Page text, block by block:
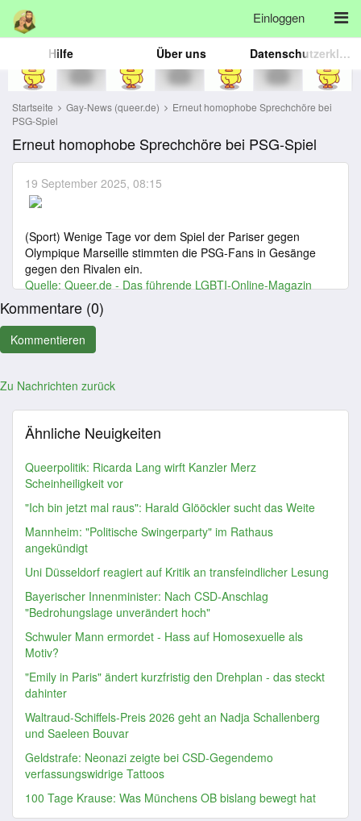
Einloggen
Hilfe Über uns Datenschutzerklärung
Startseite Gay-News (queer.de)
Erneut homophobe Sprechchöre bei
PSG-Spiel
Erneut homophobe Sprechchöre bei PSG-Spiel
19 September 2025, 08:15
(Sport) Wenige Tage vor dem Spiel der Pariser gegen
Olympique Marseille stimmten die PSG-Fans in Gesänge
gegen den Rivalen ein.
Quelle:Queer.de - Das führende LGBTI-Online-Magazin
Kommentare (0)
Zu Nachrichten zurück
Ähnliche Neuigkeiten
Queerpolitik: Ricarda Lang wirft Kanzler Merz
Scheinheiligkeit vor
"Ich bin jetzt mal raus": Harald Glööckler sucht das Weite
Mannheim: "Politische Swingerparty" im Rathaus
angekündigt
Uni Düsseldorf reagiert auf Kritik an transfeindlicher Lesung
Bayerischer Innenminister: Nach CSD-Anschlag
"Bedrohungslage unverändert hoch"
Schwuler Mann ermordet - Hass auf Homosexuelle als
Motiv?
"Emily in Paris" ändert kurzfristig den Drehplan - das steckt
dahinter
Waltraud-Schiffels-Preis 2026 geht an Nadja Schallenberg
und Saeleen Bouvar
Geldstrafe: Neonazi zeigte bei CSD-Gegendemo
verfassungswidrige Tattoos
100 Tage Krause: Was Münchens OB bislang bewegt hat